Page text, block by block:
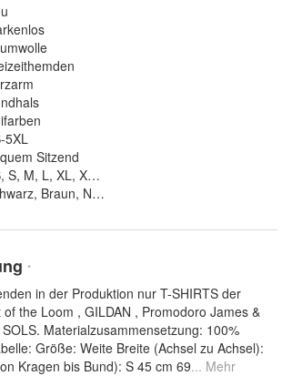
5XL
Sitzend
*
in der Produktion nur T-SHIRTS der
the Loom , GILDAN , Promodoro James &
Materialzusammensetzung: 100%
Größe: Weite Breite (Achsel zu Achsel):
Kragen bis Bund): S 45 cm 69... Mehr